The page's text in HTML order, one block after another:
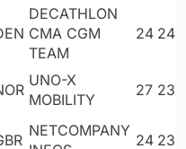
DECATHLON
CMA CGM
TEAM
24
UNO-X
MOBILITY
27
NETCOMPANY
24